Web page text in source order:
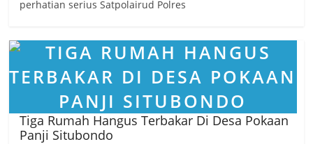
perhatian serius Satpolairud Polres
Tiga Rumah Hangus Terbakar Di Desa Pokaan
Panji Situbondo